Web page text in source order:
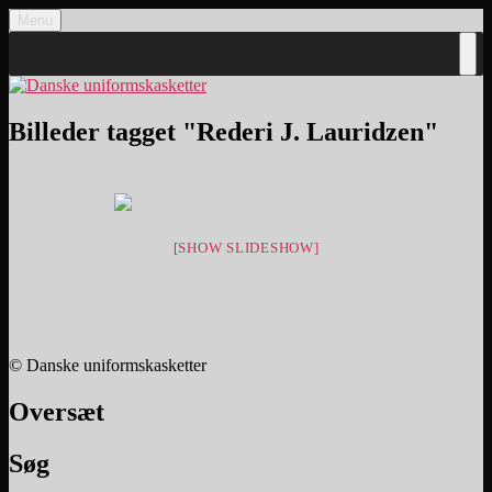
Videre
til
Danske uniformskasketter
uniformskasketter og lidt historie
Menu
Billeder tagget "Rederi J. Lauridzen"
[SHOW SLIDESHOW]
© Danske uniformskasketter
Oversæt
Søg